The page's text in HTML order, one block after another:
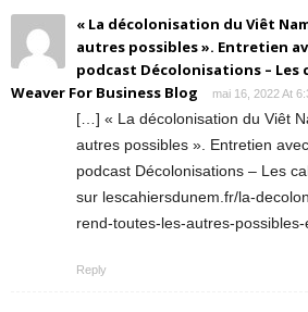
« La décolonisation du Viêt
autres possibles ». Entretien
podcast Décolonisations – Les
Weaver For Business Blog
mai 16, 2022 At
[…] « La décolonisation du Viêt
autres possibles ». Entretien
podcast Décolonisations – Les
sur lescahiersdunem.fr/la-
rend-toutes-les-autres-
Reply